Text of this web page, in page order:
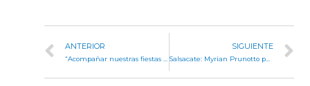
ANTERIOR SIGUIENTE
Salsacate: Myrian Prunotto participó en la apertura del Festival Nacional del Maíz de la Pampa de Pocho